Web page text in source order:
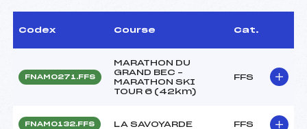
Codex Course Cat.
FNAM0271.FFS
MARATHON DU
GRAND BEC –
MARATHON SKI
TOUR 6 (42km)
FFS
FNAM0132.FFS LA SAVOYARDE FFS